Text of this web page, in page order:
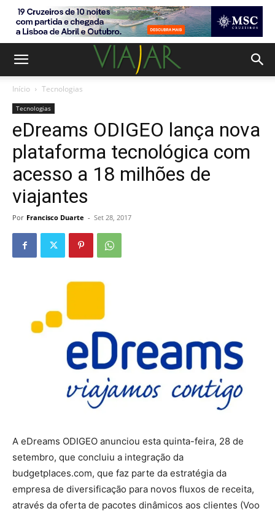
Início Tecnologias
Tecnologias
eDreams ODIGEO lança nova
plataforma tecnológica com
acesso a 18 milhões de
viajantes
Por Francisco Duarte - Set 28, 2017
A eDreams ODIGEO anunciou esta quinta-feira, 28 de
setembro, que concluiu a integração da
budgetplaces.com, que faz parte da estratégia da
empresa de diversificação para novos fluxos de receita,
através da oferta de pacotes dinâmicos aos clientes (Voo